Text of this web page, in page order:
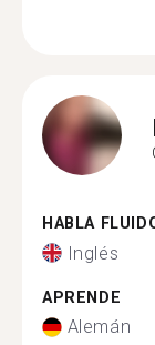
HABLA
Inglés
APRENDE
Alemán